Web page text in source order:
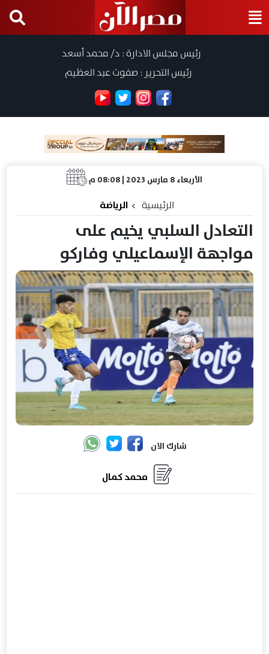
رئيس مجلس الادارة : د/ محمد أسعد
رئيس التحرير : صفوت عبد العظيم
الأربعاء 8 مارس 2023 | 08:08 م
الرئيسية الرياضة
التعادل السلبي يخيم على
مواجهة الإسماعيلي وفاركو
شارك الان
محمد كمال